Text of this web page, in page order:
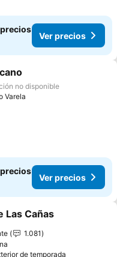
Ver precios
a favoritos
no disponible
Varela
Ver precios
a favoritos
Las Cañas
1.081
de temporada